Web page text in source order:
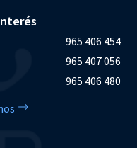
965 406 454
965 407 056
965 406 480